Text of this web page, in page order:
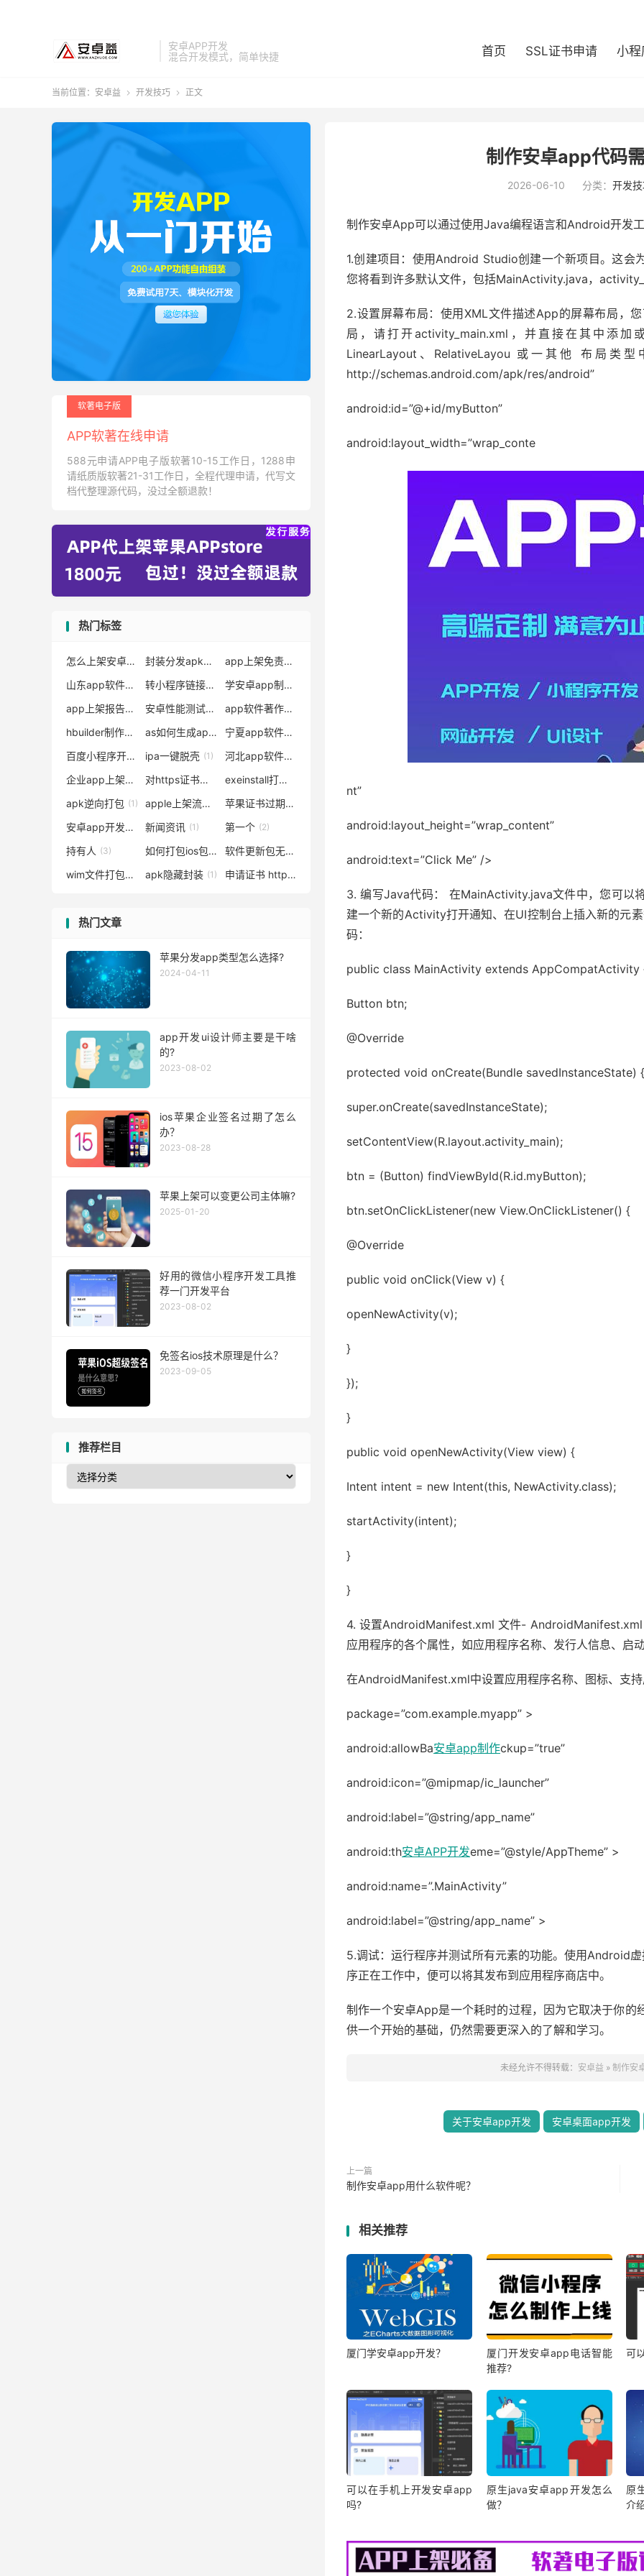
安卓APP开发
混合开发模式，简单快捷
首页 SSL证书申请 小程
当前位置： 安卓益  开发技巧  正文
制作安卓app代码
2026-06-10 分类： 开发
制作安卓App可以通过使用Java编程语言和Android开发
1.创建项目：使用Android Studio创建一个新项目。这会
您将看到许多默认文件，包括MainActivity.java，
2.设置屏幕布局：使用XML文件描述App的屏幕布局，
局，请打开activity_main.xml，并直接在其中添
LinearLayout、RelativeLayou 或一其他 布局类
http://schemas.android.com/apk/res/android”
android:id=”@+id/myButton”
android:layout_width=”wrap_conte
nt”
android:layout_height=”wrap_content”
android:text=”Click Me” />
3. 编写Java代码： 在MainActivity.java文件中，您可以
建一个新的Activity打开通知、在UI控制台上插入新的元
码：
public class MainActivity extends AppCompatActivity
Button btn;
@Override
protected void onCreate(Bundle savedInstanceState) {
super.onCreate(savedInstanceState);
setContentView(R.layout.activity_main);
btn = (Button) findViewById(R.id.myButton);
btn.setOnClickListener(new View.OnClickListener() {
@Override
public void onClick(View v) {
openNewActivity(v);
}
});
}
public void openNewActivity(View view) {
Intent intent = new Intent(this, NewActivity.class);
startActivity(intent);
}
}
4. 设置AndroidManifest.xml 文件-
应用程序的各个属性，如应用程序名称、发行人信息、启
在AndroidManifest.xml中设置应用程序名称、图标、支
package=”com.example.myapp” >
android:allowBa安卓app制作ckup=”true”
android:icon=”@mipmap/ic_launcher”
android:label=”@string/app_name”
android:th安卓APP开发eme=”@style/AppTheme” >
android:name=”.MainActivity”
android:label=”@string/app_name” >
5.调试：运行程序并测试所有元素的功能。使用Android
序正在工作中，便可以将其发布到应用程序商店中。
制作一个安卓App是一个耗时的过程，因为它取决于你
供一个开始的基础，仍然需要更深入的了解和学习。
未经允许不得转载： 安卓益 » 制作安
关于安卓app开发 安卓桌面app开发
上一篇
制作安卓app用什么软件呢？
相关推荐
厦门学安卓app开发？
厦门开发安卓app电话智能
推荐?
可
可以在手机上开发安卓app
吗?
原生java安卓app开发怎么
做？
原
介
软著电子版
APP软著在线申请
588元申请APP电子版软著10-15工作日，1288申
请纸质版软著21-31工作日，全程代理申请，代写文
档代整理源代码，没过全额退款！
热门标签
怎么上架安卓app (2) 封装分发apk源码 (1) app上架免责声明
山东app软件著作权申请费用多少钱 (2)
转小程序链接
(1) 学安卓app制作
app上架报告
(2) 安卓性能测试封装工具 (1) app软件著作权去哪办理登记
hbuilder制作app如何自动更新 (1)
as如何生成apk (1) 宁夏app软件著作权多少钱一年
百度小程序开发简单吗 (1)
ipa一键脱壳 (1) 河北app软件著作权要多少钱
企业app上架苹果商店要多少钱 对https证书使用的了解 (1) exeinstall打包工具
apk逆向打包 (1) apple上架流程 (4) 苹果证书过期不可信
安卓app开发工程师工作总结 新闻资讯 (1) 第一个 (2)
持有人 (3) 如何打包ios包
(1) 软件更新包无签名怎么办啊安卓
wim文件打包
(1) apk隐藏封装 (1) 申请证书 https
热门文章
苹果分发app类型怎么选择?
2024-04-11
app开发ui设计师主要是干啥
的?
2023-08-02
ios苹果企业签名过期了怎么
办？
2023-08-28
苹果上架可以变更公司主体嘛?
2025-01-20
好用的微信小程序开发工具推
荐一门开发平台
2023-08-02
免签名ios技术原理是什么？
2023-09-05
推荐栏目